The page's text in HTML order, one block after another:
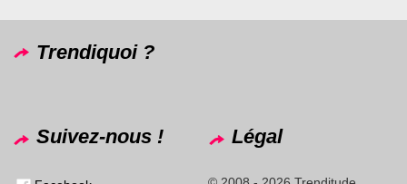
Trendiquoi ?
Suivez-nous ! Légal